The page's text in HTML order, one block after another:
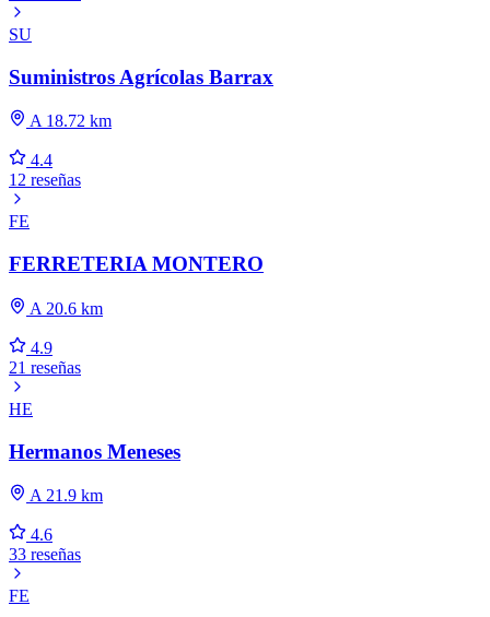
SU
Suministros Agrícolas Barrax
A 18.72 km
4.4
12 reseñas
FE
FERRETERIA MONTERO
A 20.6 km
4.9
21 reseñas
HE
Hermanos Meneses
A 21.9 km
4.6
33 reseñas
FE